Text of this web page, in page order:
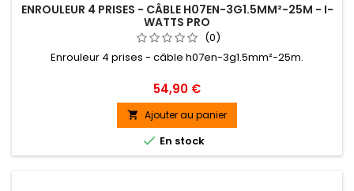
ENROULEUR 4 PRISES - CÂBLE H07EN-3G1.5MM²-25M - I-
WATTS PRO
(0)
Enrouleur 4 prises - câble h07en-3g1.5mm²-25m.
Prix
54,90 €
 Ajouter au panier
 En stock